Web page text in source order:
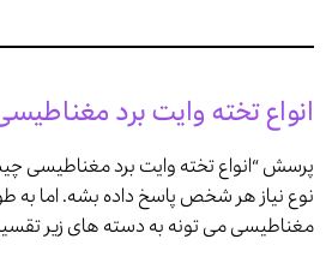
انواع تخته وایت برد
پرسش “انواع تخته وایت برد مغناطیسی
نوع نیاز هر شخص پاسخ داده بشه. اما به
مغناطیسی می تونه به دسته های زیر